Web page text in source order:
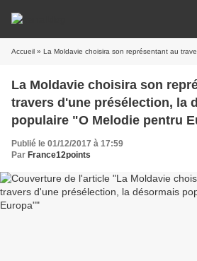
Accueil » La Moldavie choisira son représentant au travers d'une présélection, la
La Moldavie choisira son
travers d'une présélection, la
populaire "O Melodie pentru
Publié le 01/12/2017 à 17:59
Par France12points